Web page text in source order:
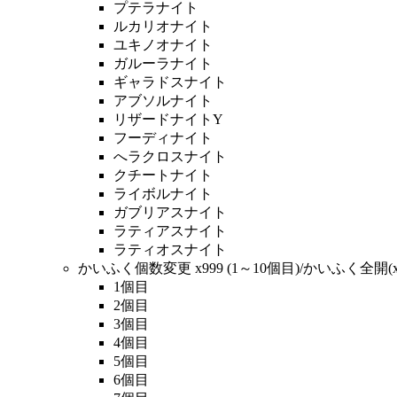
プテラナイト
ルカリオナイト
ユキノオナイト
ガルーラナイト
ギャラドスナイト
アブソルナイト
リザードナイトY
フーディナイト
へラクロスナイト
クチートナイト
ライボルナイト
ガブリアスナイト
ラティアスナイト
ラティオスナイト
かいふく個数変更 x999 (1～10個目)/かいふく全開
1個目
2個目
3個目
4個目
5個目
6個目